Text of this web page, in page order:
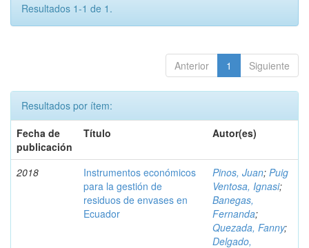
Resultados 1-1 de 1.
Anterior 1 Siguiente
Resultados por ítem:
Fecha de
publicación
Título Autor(es)
2018
Instrumentos económicos
para la gestión de
residuos de envases en
Ecuador
Pinos, Juan; Puig
Ventosa, Ignasi;
Banegas,
Fernanda;
Quezada, Fanny;
Delgado,